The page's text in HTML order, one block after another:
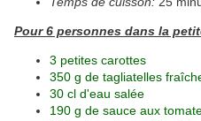
Pour 6 personnes dans la
3 petites carottes
350 g de tagliatelles
30 cl d'eau salée
190 g de sauce aux